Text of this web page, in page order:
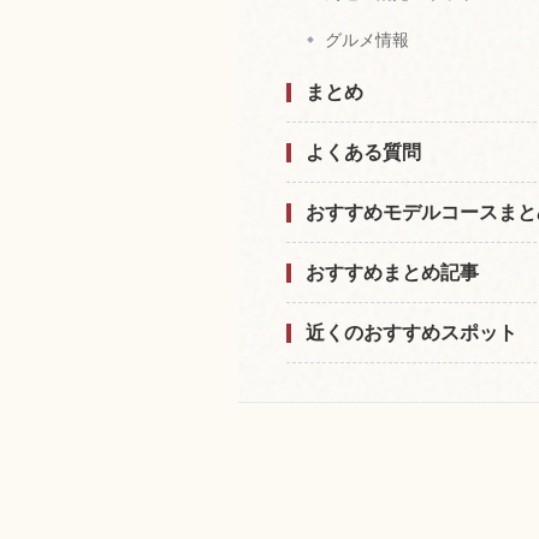
グルメ情報
まとめ
よくある質問
おすすめモデルコースま
おすすめまとめ記事
近くのおすすめスポット